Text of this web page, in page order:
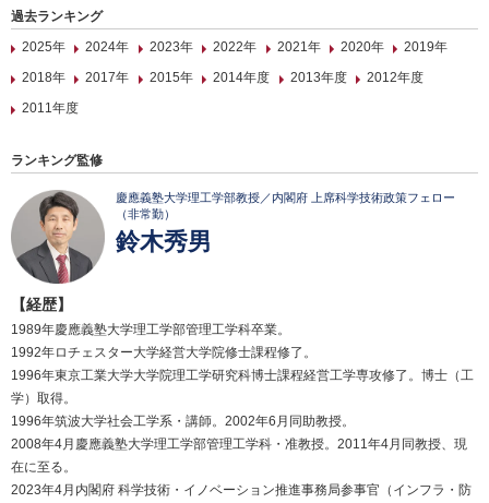
過去ランキング
2025年
2024年 2023年 2022年 2021年 2020年
2019年
2018年
2017年 2015年 2014年度 2013年度
2012年度
2011年度
ランキング監修
慶應義塾大学理工学部教授／内閣府 上席科学技術政策フェロー
（非常勤）
鈴木秀男
【経歴】
1989年慶應義塾大学理工学部管理工学科卒業。
1992年ロチェスター大学経営大学院修士課程修了。
1996年東京工業大学大学院理工学研究科博士課程経営工学専攻修了。博士（工
学）取得。
1996年筑波大学社会工学系・講師。2002年6月同助教授。
2008年4月慶應義塾大学理工学部管理工学科・准教授。2011年4月同教授、現
在に至る。
2023年4月内閣府 科学技術・イノベーション推進事務局参事官（インフラ・防